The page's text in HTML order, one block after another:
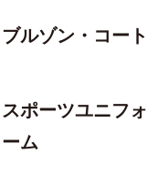
ブルゾン・コート
スポーツユニフォ
ーム